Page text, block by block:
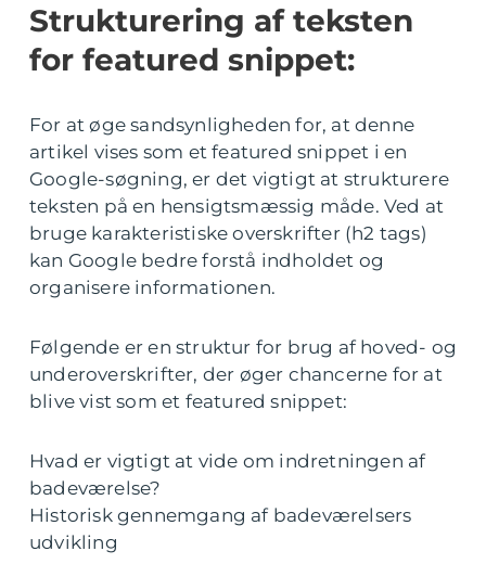
Strukturering af teksten
for featured snippet:
For at øge sandsynligheden for, at denne
artikel vises som et featured snippet i en
Google-søgning, er det vigtigt at strukturere
teksten på en hensigtsmæssig måde. Ved at
bruge karakteristiske overskrifter (h2 tags)
kan Google bedre forstå indholdet og
organisere informationen.
Følgende er en struktur for brug af hoved- og
underoverskrifter, der øger chancerne for at
blive vist som et featured snippet:
Hvad er vigtigt at vide om indretningen af
badeværelse?
Historisk gennemgang af badeværelsers
udvikling